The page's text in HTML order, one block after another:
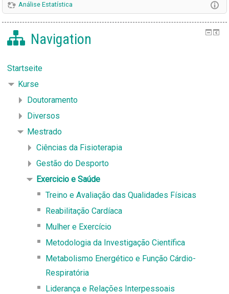
Análise Estatística
Navigation
Startseite
Kurse
Doutoramento
Diversos
Mestrado
Ciências da Fisioterapia
Gestão do Desporto
Exercicio e Saúde
Treino e Avaliação das Qualidades Físicas
Reabilitação Cardíaca
Mulher e Exercício
Metodologia da Investigação Científica
Metabolismo Energético e Função Cárdio-
Respiratória
Liderança e Relações Interpessoais